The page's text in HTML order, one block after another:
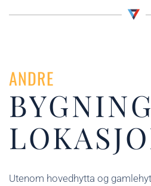
ANDRE
Utenom hovedhytta og